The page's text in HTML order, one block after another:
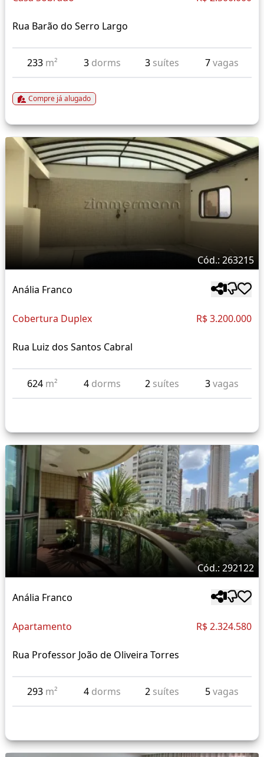
Rua Barão do Serro Largo
233 m² 3 dorms 3 suítes 7vagas
Compre já alugado
Cód.: 263215
Anália Franco
Cobertura Duplex R$ 3.200.000
Rua Luiz dos Santos Cabral
624 m² 4 dorms 2 suítes 3vagas
Cód.: 292122
Anália Franco
Apartamento R$ 2.324.580
Rua Professor João de Oliveira Torres
293 m² 4 dorms 2 suítes 5vagas